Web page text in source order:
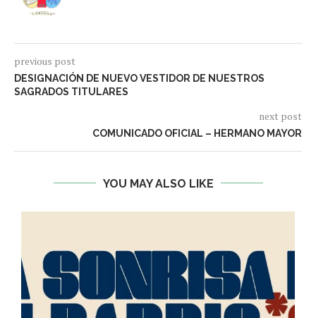
previous post
DESIGNACIÓN DE NUEVO VESTIDOR DE NUESTROS
SAGRADOS TITULARES
next post
COMUNICADO OFICIAL – HERMANO MAYOR
YOU MAY ALSO LIKE